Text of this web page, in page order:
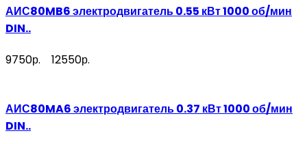
АИС80MB6 электродвигатель 0.55 кВт 1000 об/мин
DIN..
9750р. 12550р.
АИС80MA6 электродвигатель 0.37 кВт 1000 об/мин
DIN..